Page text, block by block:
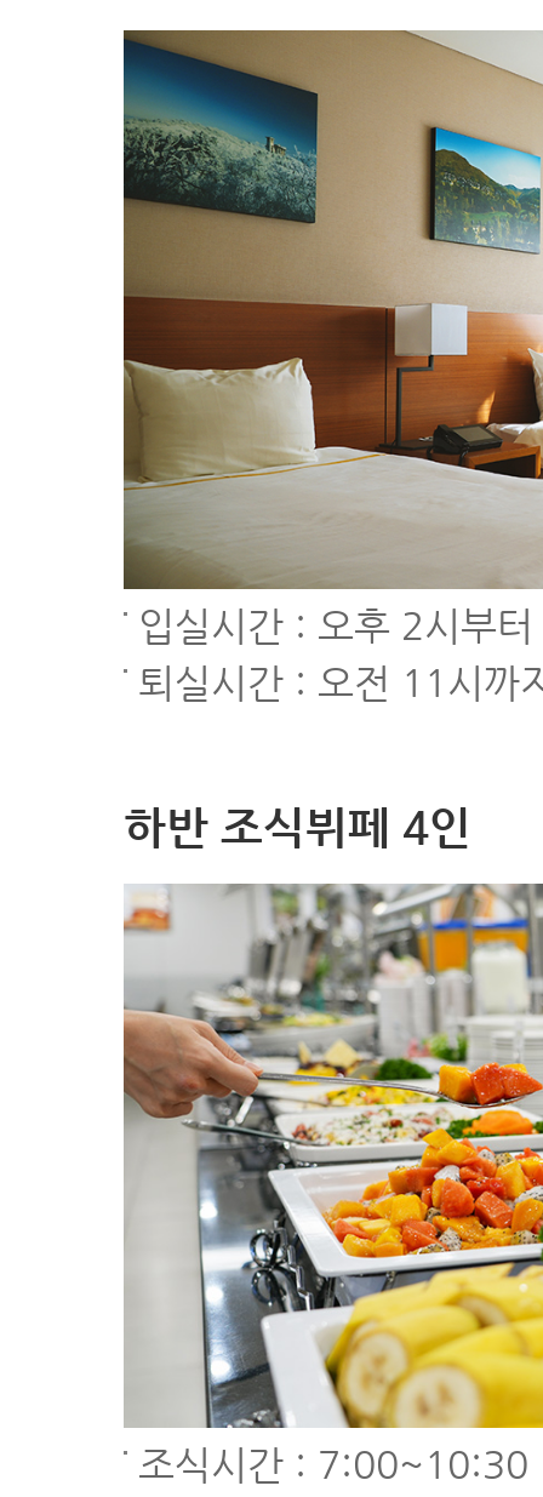
입실시간 : 오후 2시부터
퇴실시간 : 오전 11시까
하반 조식뷔페 4인
조식시간 : 7:00~10:30